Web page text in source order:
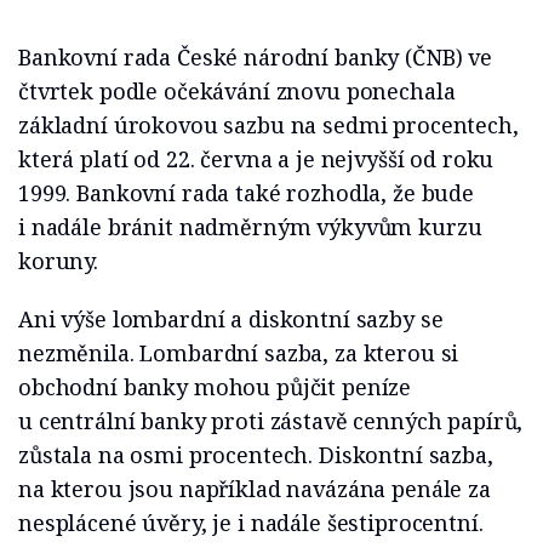
Bankovní rada České národní banky (ČNB) ve
čtvrtek podle očekávání znovu ponechala
základní úrokovou sazbu na sedmi procentech,
která platí od 22. června a je nejvyšší od roku
1999. Bankovní rada také rozhodla, že bude
i nadále bránit nadměrným výkyvům kurzu
koruny.
Ani výše lombardní a diskontní sazby se
nezměnila. Lombardní sazba, za kterou si
obchodní banky mohou půjčit peníze
u centrální banky proti zástavě cenných papírů,
zůstala na osmi procentech. Diskontní sazba,
na kterou jsou například navázána penále za
nesplácené úvěry, je i nadále šestiprocentní.